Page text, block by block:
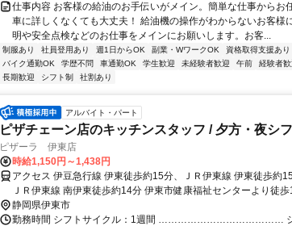
仕事内容 お客様の給油のお手伝いがメイン。簡単な仕事からお
車に詳しくなくても大丈夫！ 給油機の操作がわからないお客様
明や安全点検などのお仕事をメインにお願いします。お客...
制服あり 社員登用あり 週1日からOK 副業・WワークOK 資格取得支援あり
バイク通勤OK
学歴不問 車通勤OK 学生歓迎 未経験者歓迎 午前 経験者歓
長期歓迎
シフト制 社割あり
アルバイト・パート
ピザチェーン店のキッチンスタッフ / 夕方・夜シ
ピザーラ 伊東店
時給1,150円～1,438円
アクセス 伊豆急行線 伊東徒歩約15分、ＪＲ伊東線 伊東徒歩約
ＪＲ伊東線 南伊東徒歩約14分 伊東市健康福祉センターより徒歩
静岡県伊東市
勤務時間 シフトサイクル：1週間 ………………………………… シ